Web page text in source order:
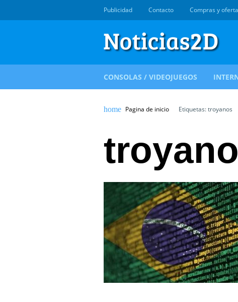
Publicidad Contacto Compras y
CONSOLAS / VIDEOJUEGOS
Pagina de inicio Etiquetas: troyanos